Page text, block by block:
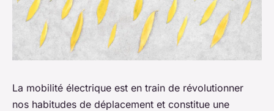
La mobilité électrique est en train de révolutionner
nos habitudes de déplacement et constitue une